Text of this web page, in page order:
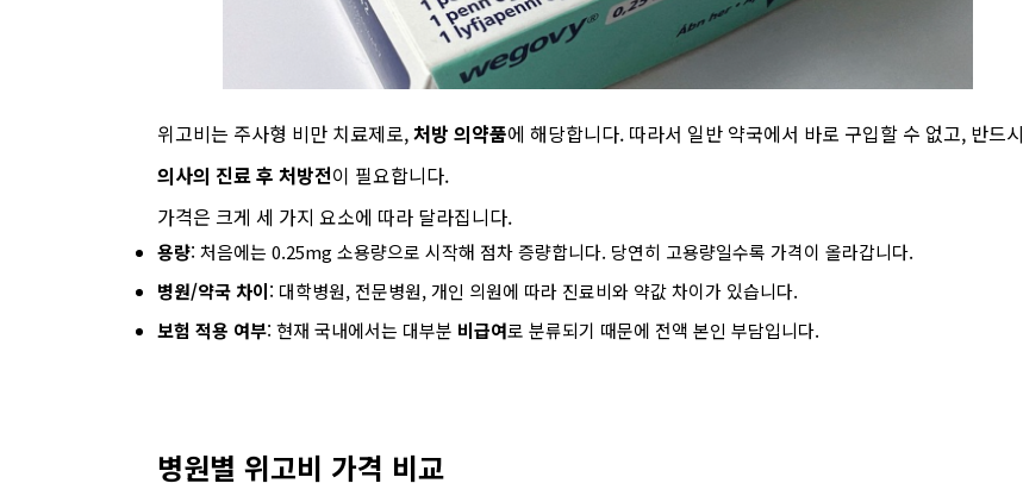
위고비는 주사형 비만 치료제로,처방 의약품에 해당합니다. 따라서 일반 약국에서 바로 구입할 수 없고, 반드시
의사의 진료 후 처방전이 필요합니다.
가격은 크게 세 가지 요소에 따라 달라집니다.
용량: 처음에는 0.25mg 소용량으로 시작해 점차 증량합니다. 당연히 고용량일수록 가격이 올라갑니다.
병원/약국 차이: 대학병원, 전문병원, 개인 의원에 따라 진료비와 약값 차이가 있습니다.
보험 적용 여부: 현재 국내에서는 대부분 비급여로 분류되기 때문에 전액 본인 부담입니다.
병원별 위고비 가격 비교